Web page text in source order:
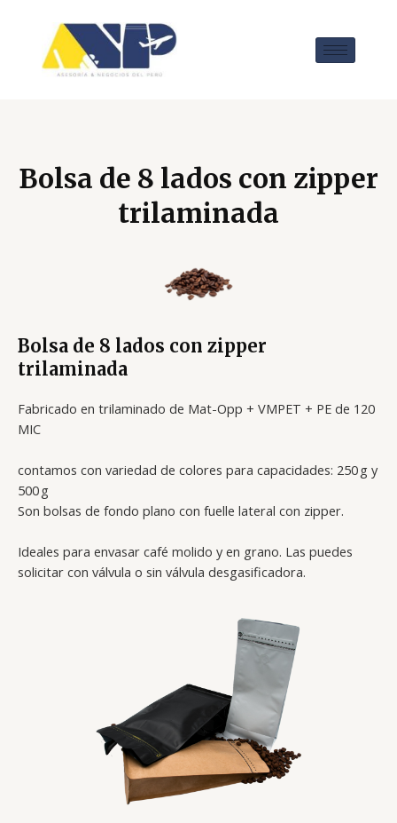
Bolsa de 8 lados con zipper
trilaminada
Bolsa de 8 lados con zipper
trilaminada
Fabricado en trilaminado de Mat-Opp + VMPET + PE de 120
MIC
contamos con variedad de colores para capacidades: 250 g y
500 g
Son bolsas de fondo plano con fuelle lateral con zipper.
Ideales para envasar café molido y en grano. Las puedes
solicitar con válvula o sin válvula desgasificadora.